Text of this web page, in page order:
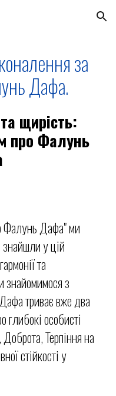
Skip to navigation
за
Дафа.
щирість:
про Фалунь
Фалунь Дафа" ми
знайшли у цій
та
знайомимося з
триває вже два
глибокі особисті
Доброта, Терпінняна
стійкості у